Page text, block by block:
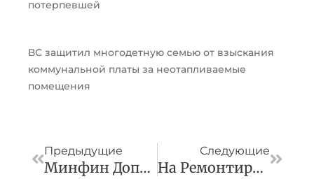
потерпевшей
ВС защитил многодетную семью от взыскания
коммунальной платы за неотапливаемые
помещения
Предыдущие
Минфин Допустил Исключения Для Бизнеса По Публикации Отчетности
Следующие
На Ремонтируемых Детских Площадках Серпухова Есть Информационные Наклейки